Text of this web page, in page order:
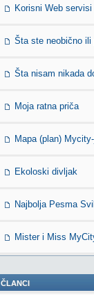
Korisni Web servisi
Šta ste neobično ili
Šta nisam nikada
Moja ratna priča
Mapa (plan)
Ekoloski divljak
Najbolja Pesma
Mister i Miss
ČLANCI